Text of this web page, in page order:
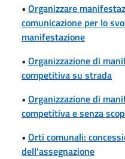
• Organizzare
comunicazione per lo
manifestazione
• Organizzazione di
competitiva su strada
• Organizzazione di
competitiva e senza
• Orti comunali:
dell'assegnazione